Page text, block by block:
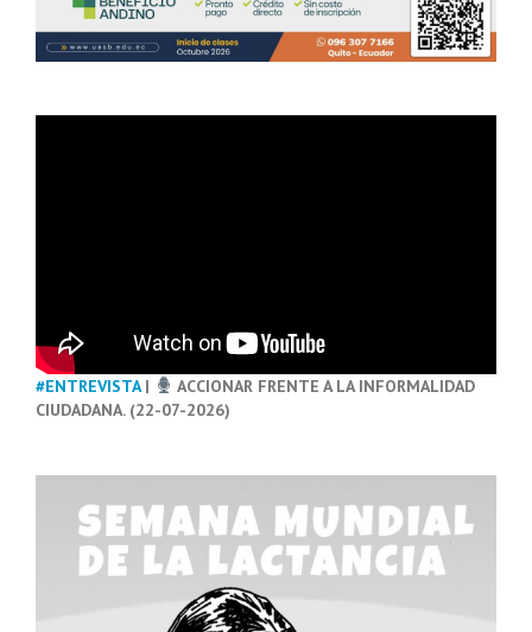
#ENTREVISTA|
ACCIONAR FRENTE A LA INFORMALIDAD
CIUDADANA. (22-07-2026)